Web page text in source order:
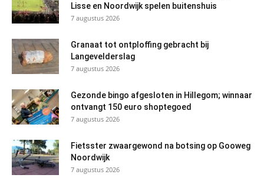
Lisse en Noordwijk spelen buitenshuis
7 augustus 2026
Granaat tot ontploffing gebracht bij
Langevelderslag
7 augustus 2026
Gezonde bingo afgesloten in Hillegom; winnaar
ontvangt 150 euro shoptegoed
7 augustus 2026
Fietsster zwaargewond na botsing op Gooweg
Noordwijk
7 augustus 2026